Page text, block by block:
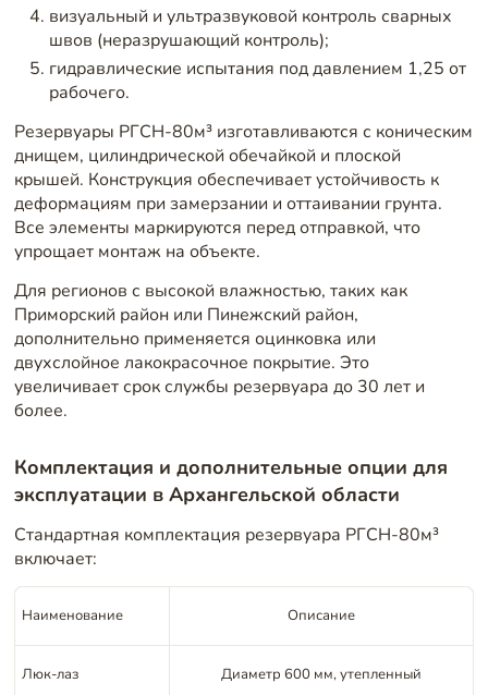
визуальный и ультразвуковой контроль сварных
швов (неразрушающий контроль);
гидравлические испытания под давлением 1,25 от
рабочего.
Резервуары РГСН-80м³ изготавливаются с коническим
днищем, цилиндрической обечайкой и плоской
крышей. Конструкция обеспечивает устойчивость к
деформациям при замерзании и оттаивании грунта.
Все элементы маркируются перед отправкой, что
упрощает монтаж на объекте.
Для регионов с высокой влажностью, таких как
Приморский район или Пинежский район,
дополнительно применяется оцинковка или
двухслойное лакокрасочное покрытие. Это
увеличивает срок службы резервуара до 30 лет и
более.
Комплектация и дополнительные опции для
эксплуатации в Архангельской области
Стандартная комплектация резервуара РГСН-80м³
включает:
Наименование Описание
Люк-лаз Диаметр 600 мм, утепленный